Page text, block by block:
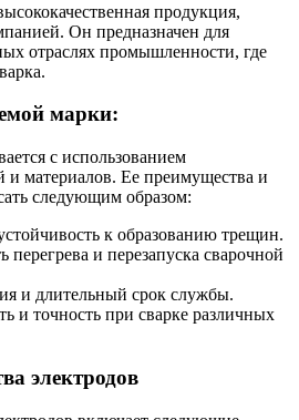
продукция,
Он предназначен для
отраслях промышленности, где
марки:
с использованием
и материалов. Ее преимущества и
следующим образом:
к образованию трещин.
перегрева и перезапуска сварочной
и длительный срок службы.
и точность при сварке различных
электродов